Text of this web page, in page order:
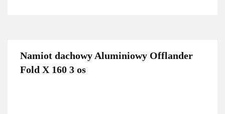
Namiot dachowy Aluminiowy Offlander
Fold X 160 3 os